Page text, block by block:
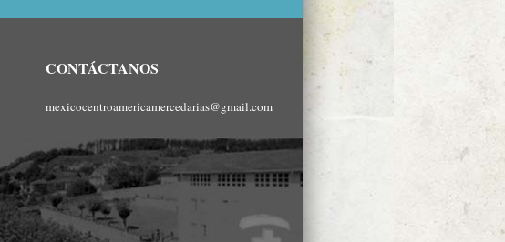
CONTÁCTANOS
mexicocentroamericamercedarias@gmail.com